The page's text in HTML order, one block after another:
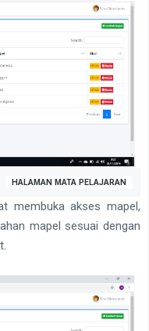
HALAMAN MATA PELAJARAN
membuka akses mapel,
mapel sesuai dengan